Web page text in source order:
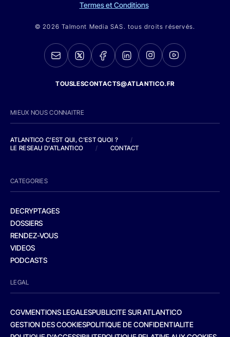
Termes et Conditions
© 2026 Talmont Media SAS. tous droits réservés.
TOUSLESCONTACTS@ATLANTICO.FR
MIEUX NOUS CONNAITRE
ATLANTICO C'EST QUI, C'EST QUOI ?
/
LE RESEAU D'ATLANTICO
/ CONTACT
CATEGORIES
DECRYPTAGES
DOSSIERS
RENDEZ-VOUS
VIDEOS
PODCASTS
LEGAL
CGVMENTIONS LEGALESPUBLICITE SUR ATLANTICO
GESTION DES COOKIESPOLITIQUE DE CONFIDENTIALITE